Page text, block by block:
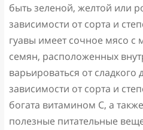
быть зеленой, желтой или
зависимости от сорта и
гуавы имеет сочное мясо с
семян, расположенных
варьироваться от сладкого
зависимости от сорта и
богата витамином C, а
полезные питательные